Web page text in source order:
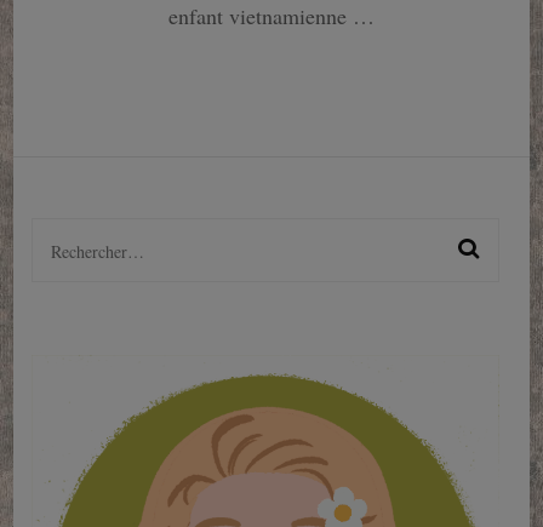
enfant vietnamienne …
Rechercher :